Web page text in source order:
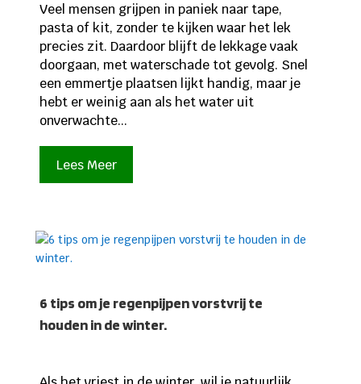
Veel mensen grijpen in paniek naar tape,
pasta of kit, zonder te kijken waar het lek
precies zit. Daardoor blijft de lekkage vaak
doorgaan, met waterschade tot gevolg. Snel
een emmertje plaatsen lijkt handig, maar je
hebt er weinig aan als het water uit
onverwachte...
Lees Meer
6 tips om je regenpijpen vorstvrij te
houden in de winter.